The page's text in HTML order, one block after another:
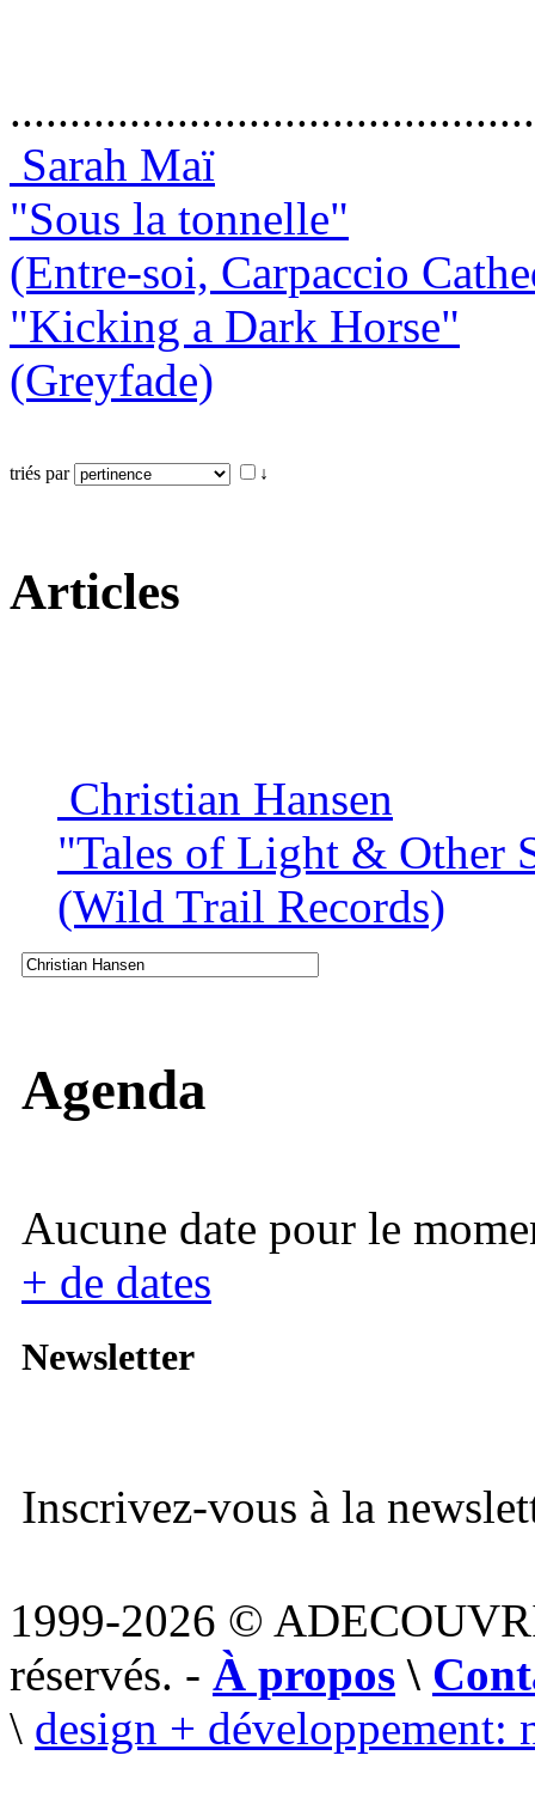
Sarah Maï
"Sous la tonnelle"
(Entre-soi, Carpaccio
"Kicking a Dark Horse"
(Greyfade)
triés par ↓
Articles
Christian Hansen
"Tales of Light & Other
(Wild Trail Records)
Agenda
Aucune date pour le
+ de dates
Newsletter
Inscrivez-vous à la
1999-2026 ©
réservés. - À propos \
\ design + développement: